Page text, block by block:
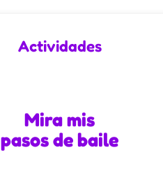
Actividades
Mira mis
pasos de baile